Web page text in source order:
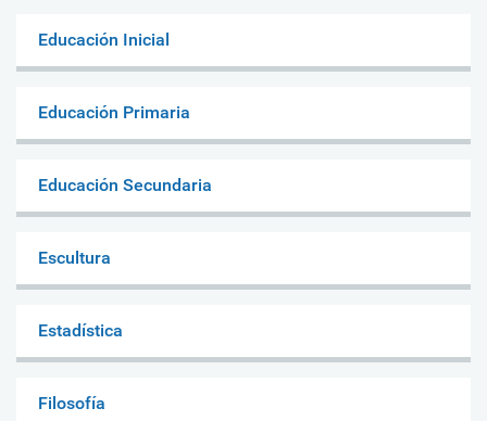
Educación Inicial
Educación Primaria
Educación Secundaria
Escultura
Estadística
Filosofía